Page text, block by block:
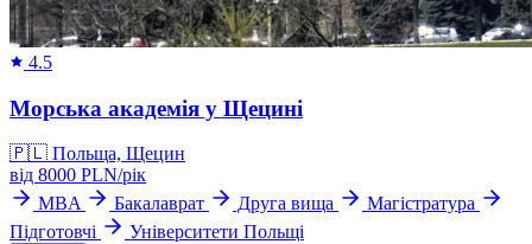
4.5
Морська академія у Щецині
🇵🇱 Польща, Щецин
від 8000 PLN/рік
MBA
Бакалаврат Друга вища
Магістратура
Підготовчі
Університети Польщі